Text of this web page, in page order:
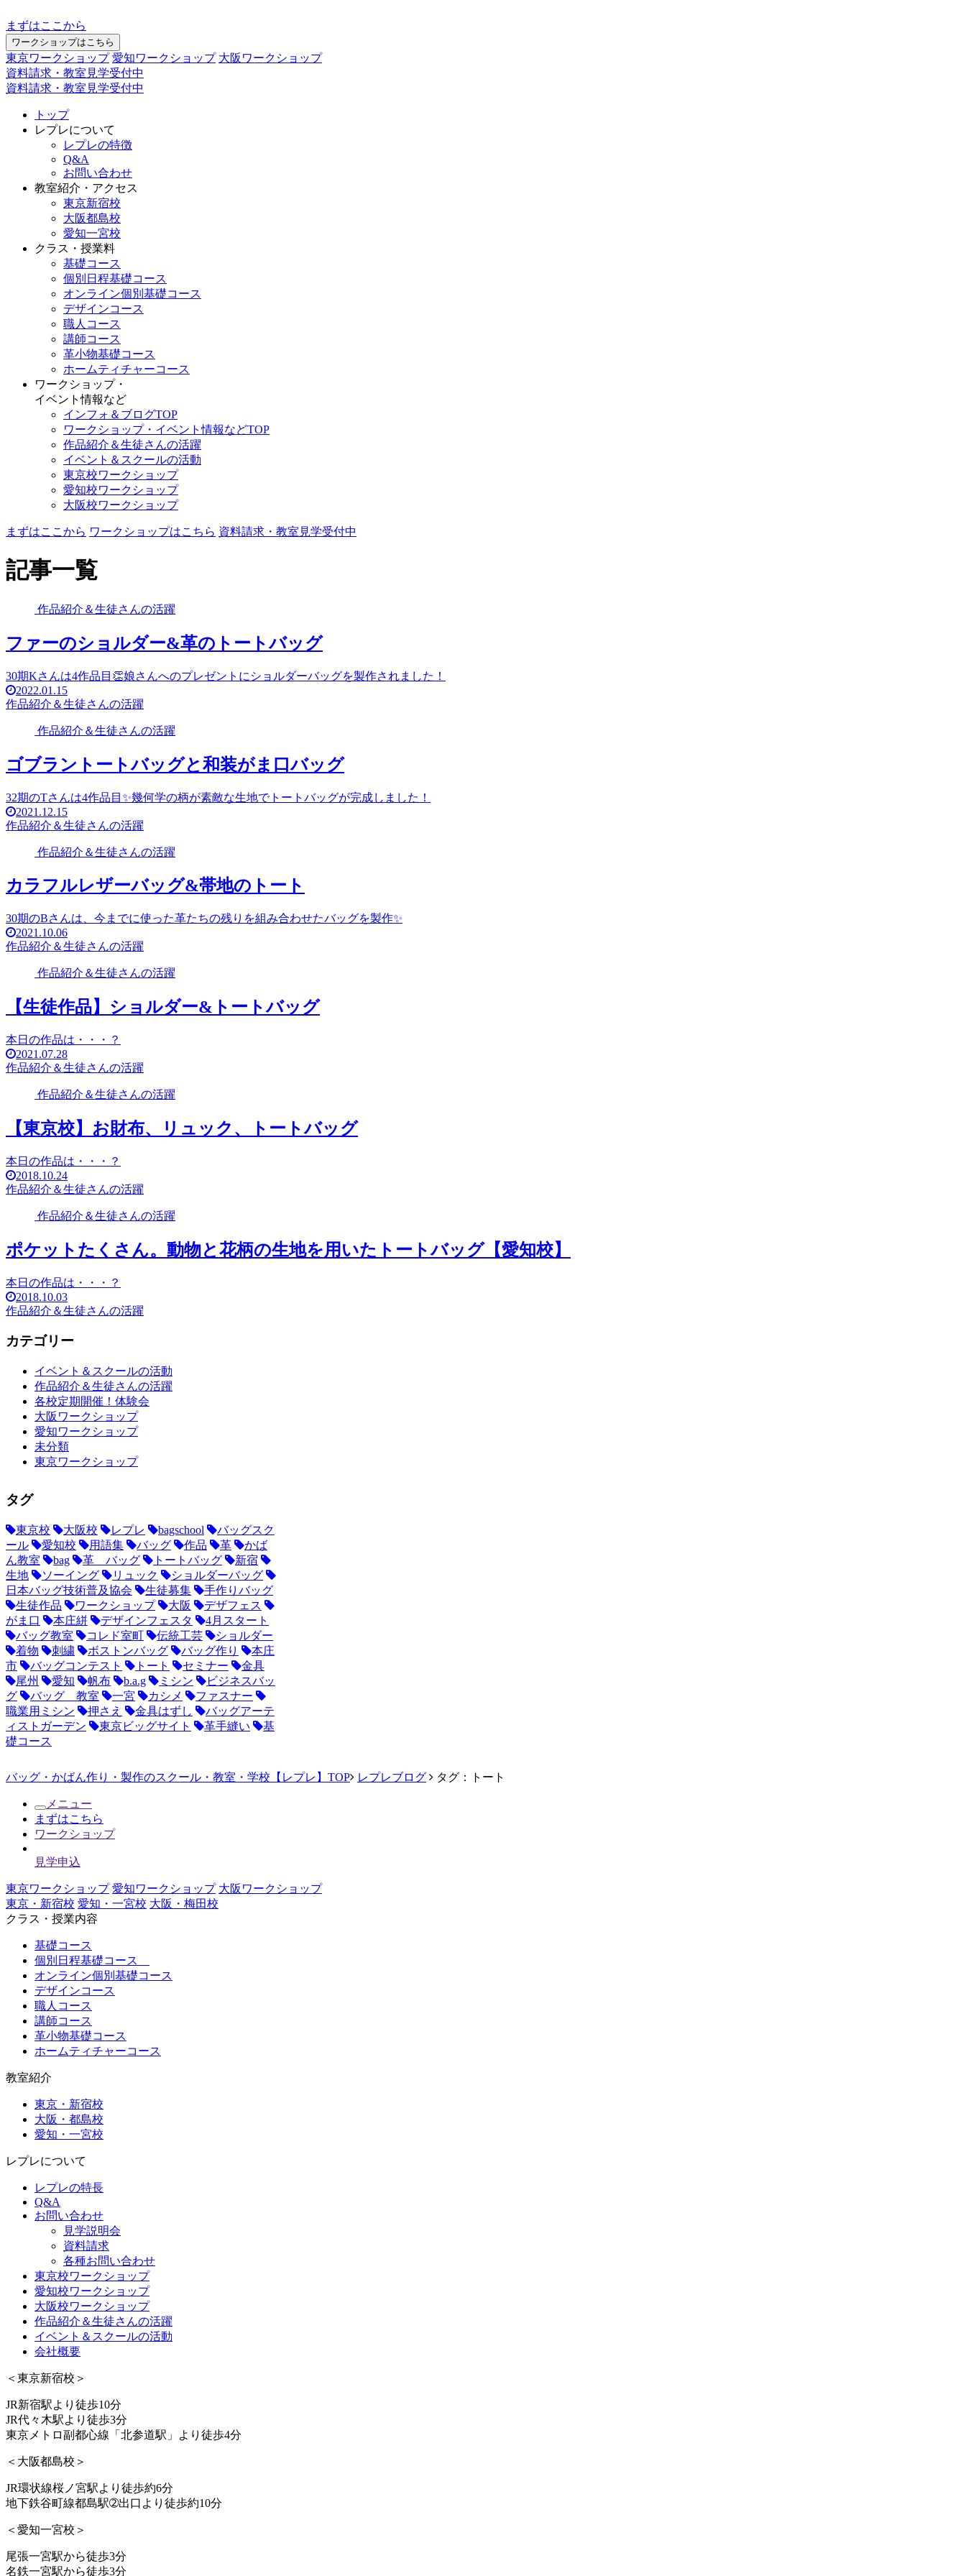
まずはここから
ワークショップはこちら
東京ワークショップ 愛知ワークショップ 大阪ワークショップ
資料請求・教室見学受付中
資料請求・教室見学受付中
トップ
レプレについて
レプレの特徴
Q&A
お問い合わせ
教室紹介・アクセス
東京新宿校
大阪都島校
愛知一宮校
クラス・授業料
基礎コース
個別日程基礎コース
オンライン個別基礎コース
デザインコース
職人コース
講師コース
革小物基礎コース
ホームティチャーコース
ワークショップ・
イベント情報など
インフォ＆ブログTOP
ワークショップ・イベント情報などTOP
作品紹介＆生徒さんの活躍
イベント＆スクールの活動
東京校ワークショップ
愛知校ワークショップ
大阪校ワークショップ
まずはここから ワークショップはこちら 資料請求・教室見学受付中
記事一覧
作品紹介＆生徒さんの活躍
ファーのショルダー&革のトートバッグ
30期Kさんは4作品目👏娘さんへのプレゼントにショルダーバッグを製作されました！
2022.01.15
作品紹介＆生徒さんの活躍
作品紹介＆生徒さんの活躍
ゴブラントートバッグと和装がま口バッグ
32期のTさんは4作品目✨幾何学の柄が素敵な生地でトートバッグが完成しました！
2021.12.15
作品紹介＆生徒さんの活躍
作品紹介＆生徒さんの活躍
カラフルレザーバッグ&帯地のトート
30期のBさんは、今までに使った革たちの残りを組み合わせたバッグを製作✨
2021.10.06
作品紹介＆生徒さんの活躍
作品紹介＆生徒さんの活躍
【生徒作品】ショルダー&トートバッグ
本日の作品は・・・？
2021.07.28
作品紹介＆生徒さんの活躍
作品紹介＆生徒さんの活躍
【東京校】お財布、リュック、トートバッグ
本日の作品は・・・？
2018.10.24
作品紹介＆生徒さんの活躍
作品紹介＆生徒さんの活躍
ポケットたくさん。動物と花柄の生地を用いたトートバッグ【愛知校】
本日の作品は・・・？
2018.10.03
作品紹介＆生徒さんの活躍
カテゴリー
イベント＆スクールの活動
作品紹介＆生徒さんの活躍
各校定期開催！体験会
大阪ワークショップ
愛知ワークショップ
未分類
東京ワークショップ
タグ
東京校 大阪校 レプレ bagschool
バッグスク
ール
愛知校 用語集 バッグ 作品 革
かば
ん教室
bag 革 バッグ トートバッグ
新宿
生地
ソーイング リュック
ショルダーバッグ
日本バッグ技術普及協会
生徒募集
手作りバッグ
生徒作品
ワークショップ 大阪
デザフェス
がま口
本庄絣 デザインフェスタ
4月スタート
バッグ教室
コレド室町 伝統工芸
ショルダー
着物
刺繍 ボストンバッグ バッグ作り
本庄
市
バッグコンテスト トート セミナー
金具
尾州
愛知 帆布 b.a.g ミシン
ビジネスバッ
グ
バッグ 教室 一宮 カシメ
ファスナー
職業用ミシン
押さえ 金具はずし
バッグアーテ
ィストガーデン
東京ビッグサイト 革手縫い
基
礎コース
バッグ・かばん作り・製作のスクール・教室・学校【レプレ】TOP レプレブログ タグ：トート
メニュー
まずはこちら
ワークショップ
見学申込
東京ワークショップ 愛知ワークショップ 大阪ワークショップ
東京・新宿校 愛知・一宮校 大阪・梅田校
クラス・授業内容
基礎コース
個別日程基礎コース
オンライン個別基礎コース
デザインコース
職人コース
講師コース
革小物基礎コース
ホームティチャーコース
教室紹介
東京・新宿校
大阪・都島校
愛知・一宮校
レプレについて
レプレの特長
Q&A
お問い合わせ
見学説明会
資料請求
各種お問い合わせ
東京校ワークショップ
愛知校ワークショップ
大阪校ワークショップ
作品紹介＆生徒さんの活躍
イベント＆スクールの活動
会社概要
＜東京新宿校＞
JR新宿駅より徒歩10分
JR代々木駅より徒歩3分
東京メトロ副都心線「北参道駅」より徒歩4分
＜大阪都島校＞
JR環状線桜ノ宮駅より徒歩約6分
地下鉄谷町線都島駅➁出口より徒歩約10分
＜愛知一宮校＞
尾張一宮駅から徒歩3分
名鉄一宮駅から徒歩3分